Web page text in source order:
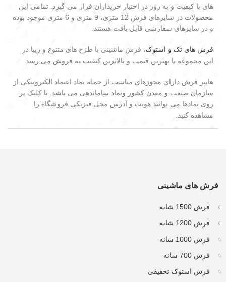
های با کیفیت و به روز در اختیار خریداران قرار می گیرد. تمامی این
محصولات در سایزهای فرش 12 متری، 9 متری و 6 متری موجود بوده
و در سایزهای سفارشی قابل بافت هستند.
فرش های تک و استوک، فرش ماشینی با طرح های متنوع و زیبا در
این مجموعه با بهترین قیمت و بالاترین کیفیت به فروش می رسد.
هایپر فرش دارای مجوزهای مناسب از جمله نماد اعتماد الکترونیکی از
سازمان صنعت و معدن کشور ونماد ساماندهی می باشد. با کلیک بر
روی نمادها می توانید هویت و آدرس محل فیزیکی فروشگاه را
مشاهده کنید.
فرش های ماشینی
فرش 1500 شانه
فرش 1200 شانه
فرش 1000 شانه
فرش 700 شانه
فرش استوک تخفیفی